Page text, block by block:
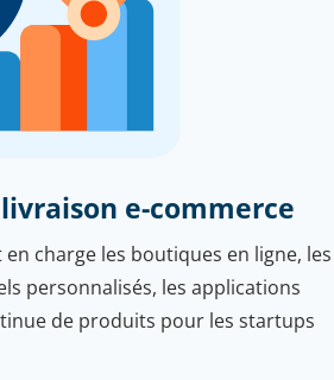
e-commerce
charge les boutiques en ligne, les
personnalisés, les applications
de produits pour les startups